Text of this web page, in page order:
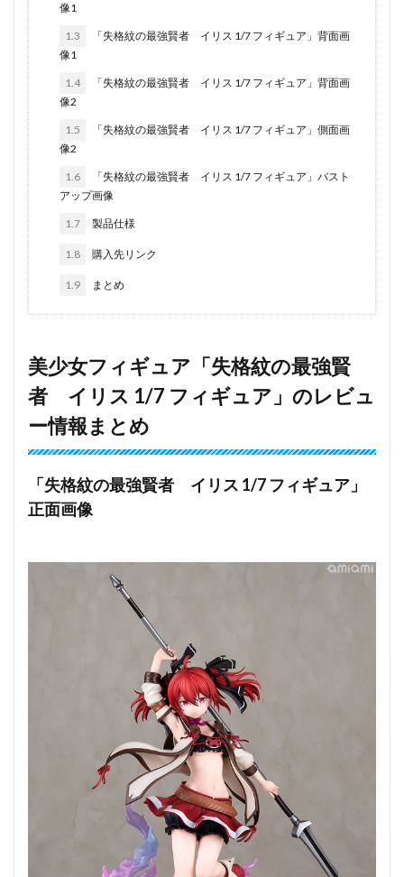
像1
1.3
「失格紋の最強賢者 イリス 1/7 フィギュア」背面画
像1
1.4
「失格紋の最強賢者 イリス 1/7 フィギュア」背面画
像2
1.5
「失格紋の最強賢者 イリス 1/7 フィギュア」側面画
像2
1.6
「失格紋の最強賢者 イリス 1/7 フィギュア」バスト
アップ画像
1.7 製品仕様
1.8 購入先リンク
1.9 まとめ
美少女フィギュア「失格紋の最強賢
者 イリス 1/7 フィギュア」のレビュ
ー情報まとめ
「失格紋の最強賢者 イリス 1/7 フィギュア」
正面画像